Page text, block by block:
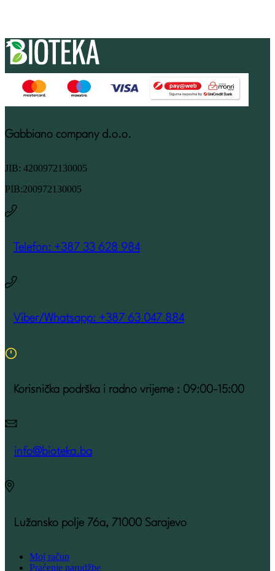
Gabbiano company d.o.o.
JIB: 4200972130005
PIB:200972130005
Telefon: +387 33 628 984
Viber/Whatsapp: +387 63 047 884
Korisnička podrška i radno vrijeme : 09:00-15:00
info@bioteka.ba
Lužansko polje 76a, 71000 Sarajevo
Moj račun
Praćenje narudžbe